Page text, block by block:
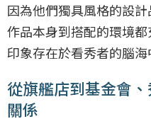
因為他們獨具風格的設
作品本身到搭配的環境
印象存在於看秀者的腦海
從旗艦店到基金會
關係